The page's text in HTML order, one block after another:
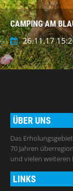
CAMPING AM
26.11.17
ÜBER UNS
Das
70 Jahren
und vielen
LINKS